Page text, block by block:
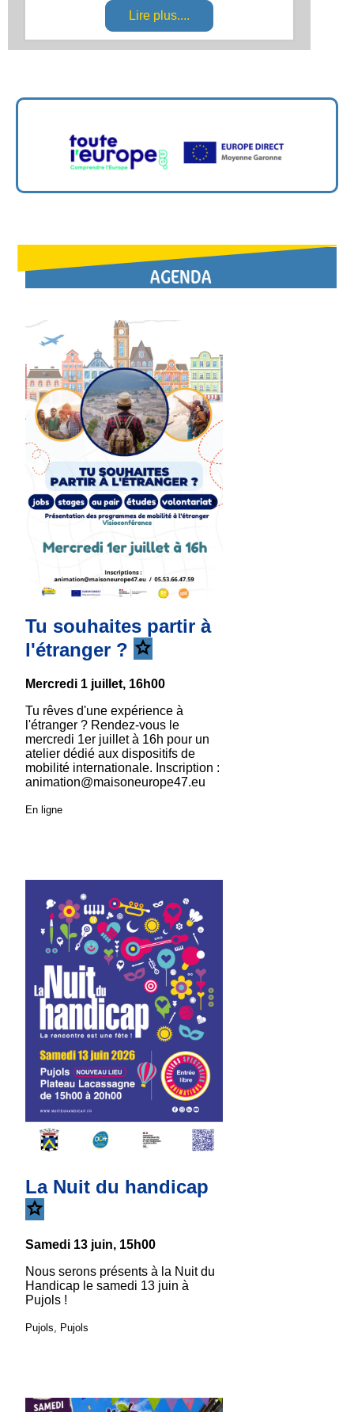
Lire plus....
AGENDA
Tu souhaites partir à
l'étranger ?
Mercredi 1 juillet, 16h00
Tu rêves d'une expérience à
l'étranger ? Rendez-vous le
mercredi 1er juillet à 16h pour un
atelier dédié aux dispositifs de
mobilité internationale. Inscription :
animation@maisoneurope47.eu
En ligne
La Nuit du handicap
Samedi 13 juin, 15h00
Nous serons présents à la Nuit du
Handicap le samedi 13 juin à
Pujols !
Pujols, Pujols